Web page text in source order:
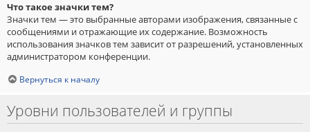
Что такое значки тем?
Значки тем — это выбранные авторами изображения, связанные с
сообщениями и отражающие их содержание. Возможность
использования значков тем зависит от разрешений, установленных
администратором конференции.
Вернуться к началу
Уровни пользователей и группы